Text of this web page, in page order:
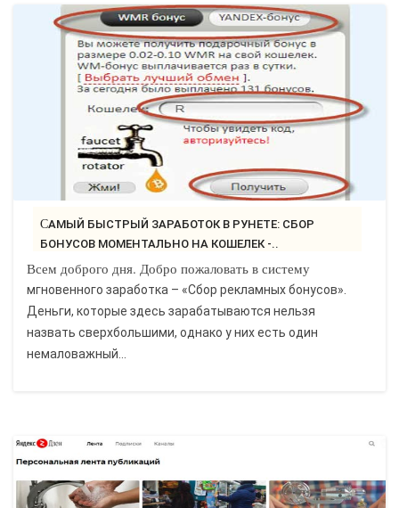
САМЫЙ БЫСТРЫЙ ЗАРАБОТОК В РУНЕТЕ: СБОР
БОНУСОВ МОМЕНТАЛЬНО НА КОШЕЛЕК -..
Всем доброго дня. Добро пожаловать в систему
мгновенного заработка – «Сбор рекламных бонусов».
Деньги, которые здесь зарабатываются нельзя
назвать сверхбольшими, однако у них есть один
немаловажный...